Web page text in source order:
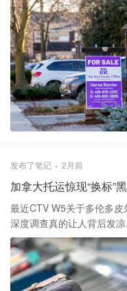
想。现在的市场更像是在“
从目前五大行的预测来看
动”。RBC和TD等主流机构
Scotiabank甚至在警告通
毕竟现在地缘政治引发的
行手里那点降息空间其实缩得很小。 对于要在下
的朋友，我建议别死磕五
定利率其实已经提前消化
是两到三年的短期固定利
最后得泼盆冷水，2026年
还在2%以下，现在即便降
上。这时候与其观望利率
的现金流。如果这时候还
后可能反而被地缘政治引
发布了笔记 2月前
加拿大托运惊现“换标”
最近CTV W5关于多伦多皮
深度调查真的让人背后发
几秒钟就能把无辜旅客的
目前已有至少17名从加拿
目的地国家最高甚至是死刑，这
案手法是利用了旅客对托运